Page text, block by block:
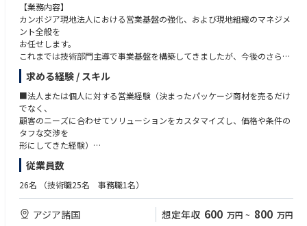
【業務内容】
カンボジア現地法人における営業基盤の強化、および現地組織のマネジメ
ント全般を
お任せします。
これまでは技術部門主導で事業基盤を構築してきましたが、今後のさらな
る事業拡大を
見据え、将来的に現地法人の経営・管理全般を牽引していただく「ゼネラ
ルマネージャー」を
新たに募集いたします。
＜現代表による強力なバックアップ体制＞
本ポジションでは大きな裁量をお渡ししますが、赴任初期からサポートな
一人で抱え込むような心配はありません。代表が現地で並走し、実務を通
じたスムーズな
引き継ぎや顧客ネットワークの共有をしっかりと行います。また、代表自
なるための「財務諸表の分析」や「事業計画の策定」に関する実践的な経
求める経験 / スキル
■法人または個人に対する営業経験（決まったパッケージ商材を売るだけ
でなく、
顧客のニーズに合わせてソリューションをカスタマイズし、価格や条件の
タフな交渉を
形にしてきた経験）
■ビジネスレベルの英語力（現地の経営層と直接、商談・条件交渉・関係
構築が
できる実務レベル）
上。
ただしスコアそのものより、英語で交渉を形にしてきた実績を重視しま
従業員数
26名 （技術職25名 事務職1名）
アジア諸国 想定年収 600 万円 ~ 800 万円